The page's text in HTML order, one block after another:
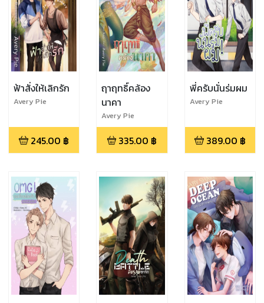
ฟ้าสั่งให้เลิกรัก
Avery Pie
245.00 ฿
ฤาฤทธิ์คล้อง
นาคา
Avery Pie
335.00 ฿
พี่ครับนั่นร่มผม
Avery Pie
389.00 ฿